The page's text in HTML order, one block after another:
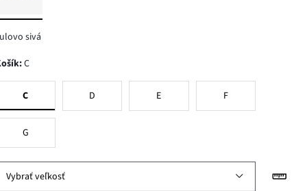
sivá
Košík:C
C D E F
G
Vybrať veľkosť